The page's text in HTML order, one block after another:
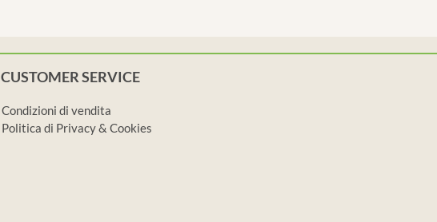
CUSTOMER SERVICE
Condizioni di vendita
Politica di Privacy & Cookies